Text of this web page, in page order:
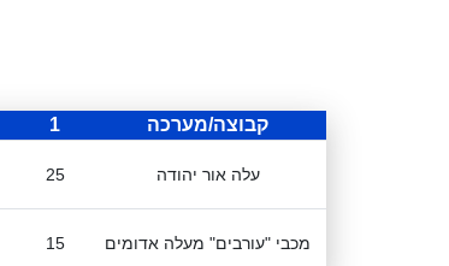
קבוצה/מערכה 1
עלה אור יהודה 25
מכבי "עורבים" מעלה אדומים 15